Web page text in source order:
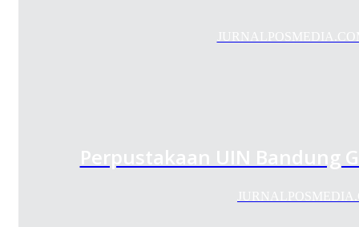
Perpustakaan UIN Bandung